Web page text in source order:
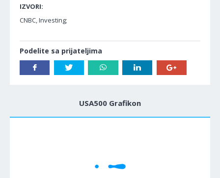
IZVORI:
CNBC, Investing;
Podelite sa prijateljima
USA500 Grafikon